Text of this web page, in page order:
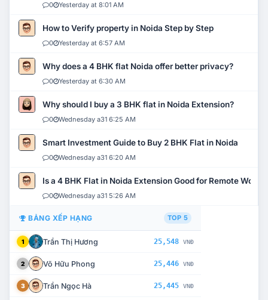
0 Yesterday at 8:01 AM
How to Verify property in Noida Step by Step
0 Yesterday at 6:57 AM
Why does a 4 BHK flat Noida offer better privacy?
0 Yesterday at 6:30 AM
Why should I buy a 3 BHK flat in Noida Extension?
0 Wednesday a31 6:25 AM
Smart Investment Guide to Buy 2 BHK Flat in Noida
0 Wednesday a31 6:20 AM
Is a 4 BHK Flat in Noida Extension Good for Remote Work?
0 Wednesday a31 5:26 AM
BẢNG XẾP HẠNG TOP 5
1 Trần Thị Hương 25,548 VNĐ
2 Võ Hữu Phong 25,446 VNĐ
3 Trần Ngọc Hà 25,445 VNĐ